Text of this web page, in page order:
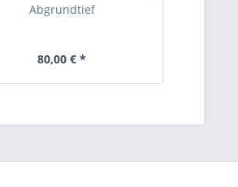
Abgrundtief
80,00 € *